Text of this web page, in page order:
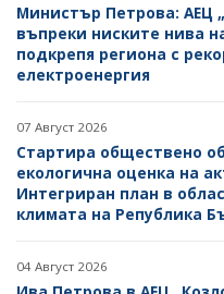
Министър Петрова: АЕЦ
въпреки ниските нива
подкрепя региона с
електроенергия
07 Август 2026
Стартира обществено
екологична оценка на
Интегриран план в
климата на Република
04 Август 2026